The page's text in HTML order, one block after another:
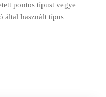
pontos típust vegye
által használt típus